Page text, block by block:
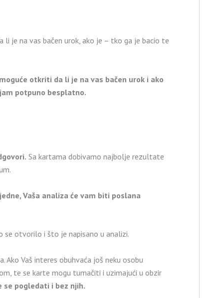
li je na vas bačen urok, ako je – tko ga je bacio te
otkriti da li je na vas bačen urok i ako
potpuno besplatno.
Sa kartama dobivamo najbolje rezultate
Vaša analiza će vam biti poslana
se otvorilo i što je napisano u analizi.
Ako Vaš interes obuhvaća još neku osobu
te se karte mogu tumačiti i uzimajući u obzir
se pogledati i bez njih.